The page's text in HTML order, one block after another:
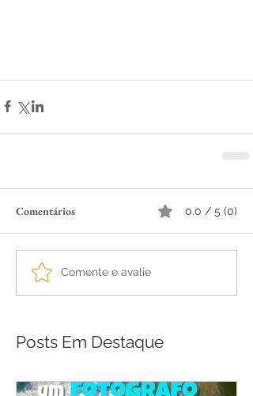
Comentários 0.0 / 5 (0)
Comente e avalie
Posts Em Destaque